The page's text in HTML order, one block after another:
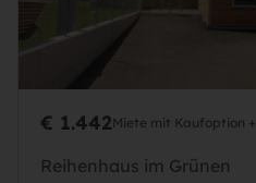
€ 1.442Miete mit Kaufoption +
Reihenhaus im Grünen